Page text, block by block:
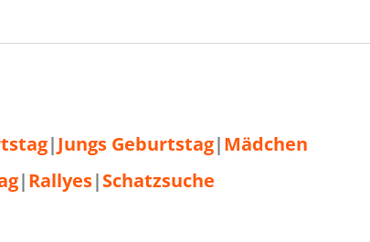
|Jungs Geburtstag|Mädchen
|Rallyes|Schatzsuche